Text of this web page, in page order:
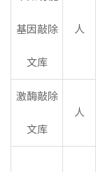
基因敲除
文库
人
激酶敲除
文库
人